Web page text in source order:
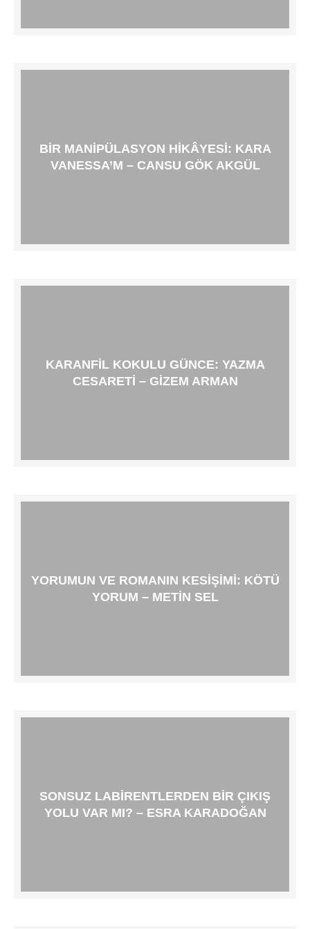
BIR MANIPÜLASYON HIKÂYESI: KARA
VANESSA’M – CANSU GÖK AKGÜL
KARANFIL KOKULU GÜNCE: YAZMA
CESARETI – GIZEM ARMAN
YORUMUN VE ROMANIN KESIŞIMI: KÖTÜ
YORUM – METIN SEL
SONSUZ LABIRENTLERDEN BIR ÇIKIŞ
YOLU VAR MI? – ESRA KARADOĞAN